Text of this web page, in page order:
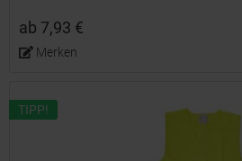
ab 7,93 €
Merken
TIPP!